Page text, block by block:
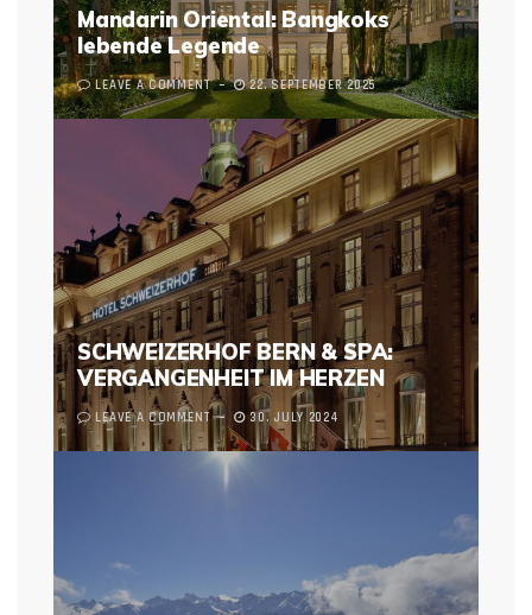
Mandarin Oriental: Bangkoks
lebende Legende
LEAVE A COMMENT 22. SEPTEMBER 2025
SCHWEIZERHOF BERN & SPA:
VERGANGENHEIT IM HERZEN
LEAVE A COMMENT 30. JULY 2024